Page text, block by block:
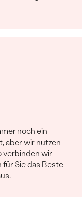
noch ein
aber wir nutzen
verbinden wir
Sie das Beste